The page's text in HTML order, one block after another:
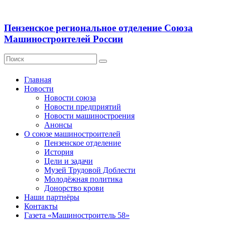
Пензенское региональное отделение Союза
Машиностроителей России
Главная
Новости
Новости союза
Новости предприятий
Новости машиностроения
Анонсы
О союзе машиностроителей
Пензенское отделение
История
Цели и задачи
Музей Трудовой Доблести
Молодёжная политика
Донорство крови
Наши партнёры
Контакты
Газета «Машиностроитель 58»